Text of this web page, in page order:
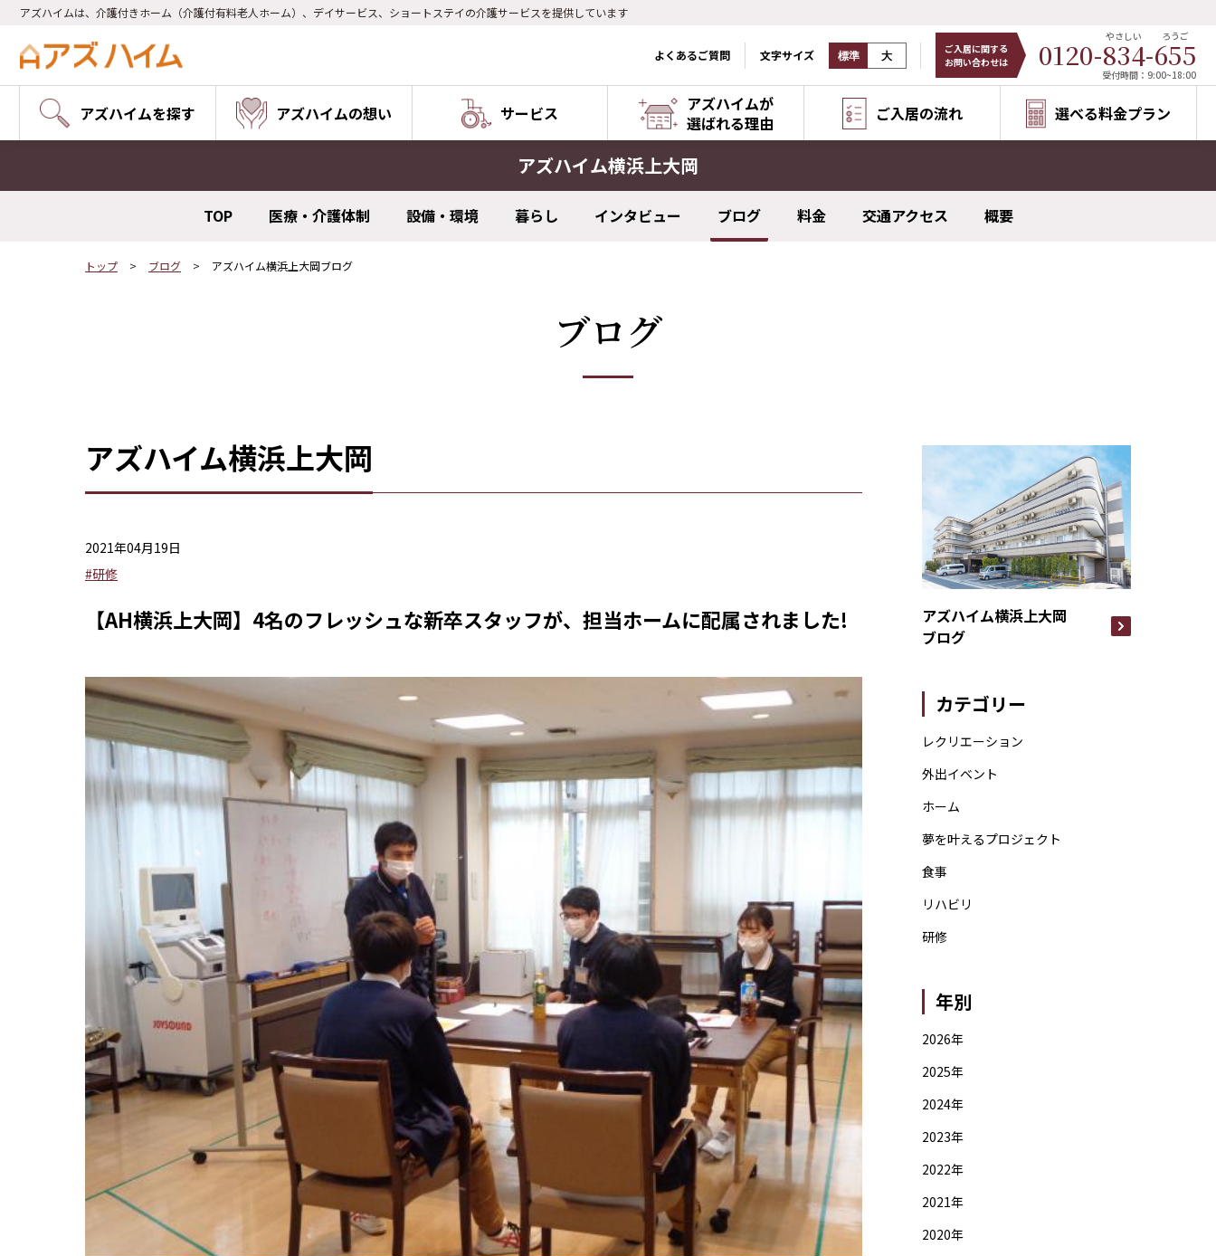
アズハイムは、介護付きホーム（介護付有料老人ホーム）、デイサービス、ショートステイの介護サービスを提供しています
よくあるご質問 文字サイズ 標準 大
ご入居に関する
お問い合わせは
0120-834
やさしい
-655
ろうご
受付時間：9:00~18:00
アズハイムを探す アズハイムの想い サービス
アズハイムが
選ばれる理由
ご入居の流れ 選べる料金プラン
アズハイム横浜上大岡
TOP 医療・介護体制 設備・環境 暮らし インタビュー ブログ 料金 交通アクセス 概要
トップ ブログ アズハイム横浜上大岡ブログ
ブログ
アズハイム横浜上大岡
2021年04月19日
#研修
【AH横浜上大岡】4名のフレッシュな新卒スタッフが、担当ホームに配属されました!
アズハイム横浜上大岡
ブログ
カテゴリー
レクリエーション
外出イベント
ホーム
夢を叶えるプロジェクト
食事
リハビリ
研修
年別
2026年
2025年
2024年
2023年
2022年
2021年
2020年